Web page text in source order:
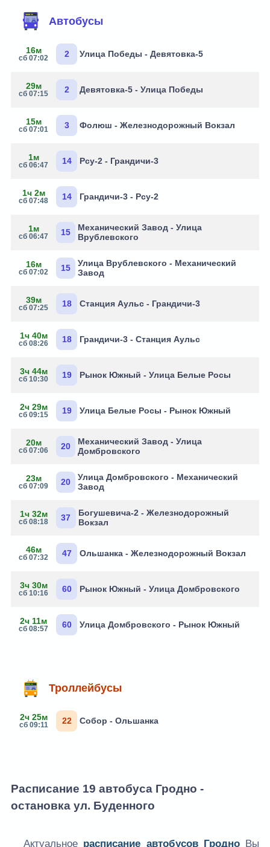
Автобусы
16м
сб 07:02 2 Улица Победы - Девятовка-5
29м
сб 07:15 2 Девятовка-5 - Улица Победы
15м
сб 07:01 3 Фолюш - Железнодорожный Вокзал
1м
сб 06:47 14 Рсу-2 - Грандичи-3
1ч 2м
сб 07:48 14 Грандичи-3 - Рсу-2
1м
сб 06:47 15
Механический Завод - Улица
Врублевского
16м
сб 07:02 15
Улица Врублевского - Механический
Завод
39м
сб 07:25 18 Станция Аульс - Грандичи-3
1ч 40м
сб 08:26 18 Грандичи-3 - Станция Аульс
3ч 44м
сб 10:30 19 Рынок Южный - Улица Белые Росы
2ч 29м
сб 09:15 19 Улица Белые Росы - Рынок Южный
20м
сб 07:06 20
Механический Завод - Улица
Домбровского
23м
сб 07:09 20
Улица Домбровского - Механический
Завод
1ч 32м
сб 08:18 37
Богушевича-2 - Железнодорожный
Вокзал
46м
сб 07:32 47 Ольшанка - Железнодорожный Вокзал
3ч 30м
сб 10:16 60 Рынок Южный - Улица Домбровского
2ч 11м
сб 08:57 60 Улица Домбровского - Рынок Южный
Троллейбусы
2ч 25м
сб 09:11 22 Собор - Ольшанка
Расписание 19 автобуса Гродно -
остановка ул. Буденного
Актуальное расписание автобусов ГродноВы